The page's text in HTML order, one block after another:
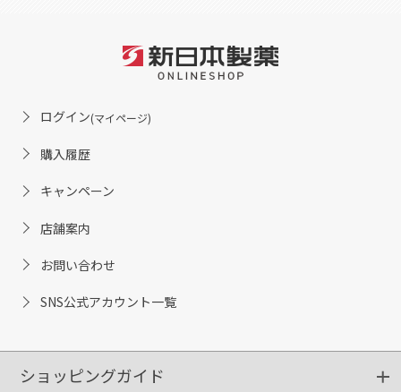
ログイン(マイページ)
購入履歴
キャンペーン
店舗案内
お問い合わせ
SNS公式アカウント一覧
ショッピングガイド